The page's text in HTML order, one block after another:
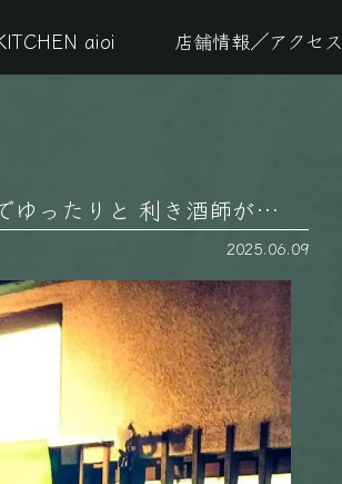
aioi 店舗情報／アクセス
ゆったりと 利き酒師が…
2025.06.09